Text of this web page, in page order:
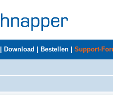
Download Bestellen Support-